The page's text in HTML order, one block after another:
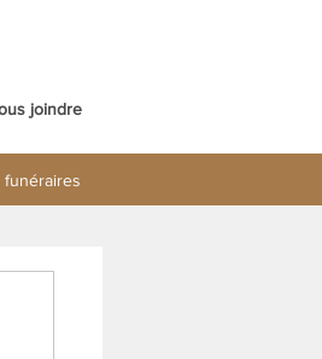
joindre
funéraires